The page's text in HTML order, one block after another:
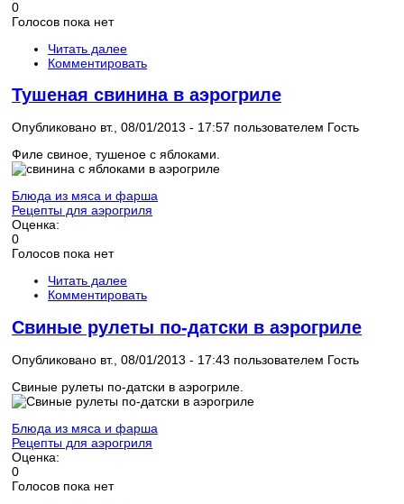
0
Голосов пока нет
Читать далее
Комментировать
Тушеная свинина в аэрогриле
Опубликовано вт., 08/01/2013 - 17:57 пользователем Гость
Филе свиное, тушеное с яблоками.
Блюда из мяса и фарша
Рецепты для аэрогриля
Оценка:
0
Голосов пока нет
Читать далее
Комментировать
Свиные рулеты по-датски в аэрогриле
Опубликовано вт., 08/01/2013 - 17:43 пользователем Гость
Свиные рулеты по-датски в аэрогриле.
Блюда из мяса и фарша
Рецепты для аэрогриля
Оценка:
0
Голосов пока нет